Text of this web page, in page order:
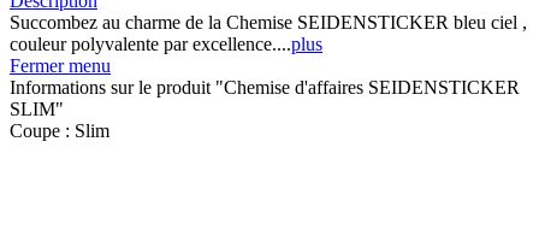
Succombez au charme de la Chemise SEIDENSTICKER bleu ciel ,
couleur polyvalente par excellence....plus
Fermer menu
Informations sur le produit "Chemise d'affaires SEIDENSTICKER
SLIM"
Coupe : Slim